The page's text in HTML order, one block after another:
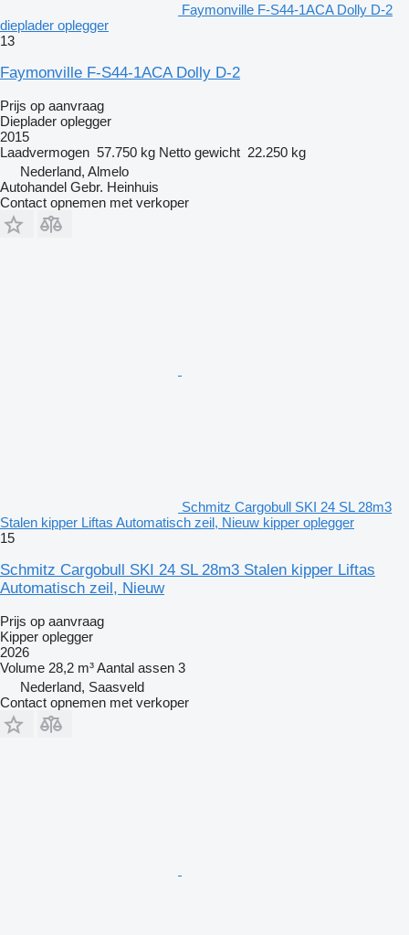
Faymonville F-S44-1ACA Dolly D-2
dieplader oplegger
13
Faymonville F-S44-1ACA Dolly D-2
Prijs op aanvraag
Dieplader oplegger
2015
Laadvermogen 57.750 kg Netto gewicht 22.250 kg
Nederland, Almelo
Autohandel Gebr. Heinhuis
Contact opnemen met verkoper
Schmitz Cargobull SKI 24 SL 28m3
Stalen kipper Liftas Automatisch zeil, Nieuw kipper oplegger
15
Schmitz Cargobull SKI 24 SL 28m3 Stalen kipper Liftas
Automatisch zeil, Nieuw
Prijs op aanvraag
Kipper oplegger
2026
Volume 28,2 m³Aantal assen 3
Nederland, Saasveld
Contact opnemen met verkoper